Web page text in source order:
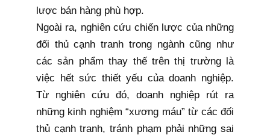
lược bán hàng phù hợp.
Ngoài ra, nghiên cứu chiến lược của những
đối thủ cạnh tranh trong ngành cũng như
các sản phẩm thay thế trên thị trường là
việc hết sức thiết yếu của doanh nghiệp.
Từ nghiên cứu đó, doanh nghiệp rút ra
những kinh nghiệm “xương máu” từ các đối
thủ cạnh tranh, tránh phạm phải những sai